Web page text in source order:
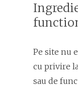
Pe site nu
cu privire
sau de